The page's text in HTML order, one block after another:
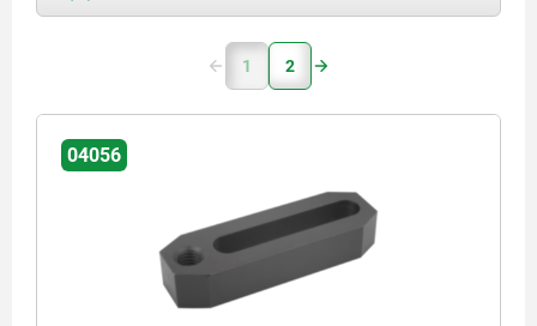
1 2
04056